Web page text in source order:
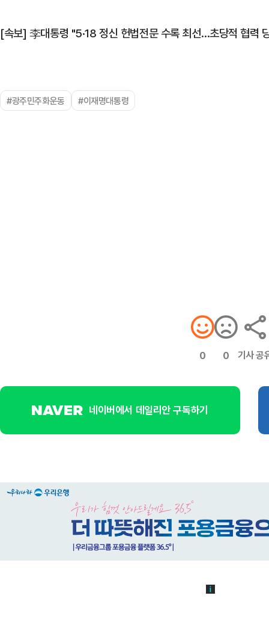
[속보] 李대통령 "5·18 정신 헌법전문 수록 최선…초당적 협력
#광주민주화운동 #이재명대통령
0 0 기사 공
네이버에서 데일리안 구독하기